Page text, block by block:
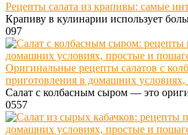
Рецепты салата из крапивы: самые
Крапиву в кулинарии использует
097
Оригинальные рецепты салатов с
приготовления в домашних
Салат с колбасным сыром — это
0557